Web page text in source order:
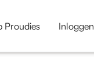
Proudies Inloggen